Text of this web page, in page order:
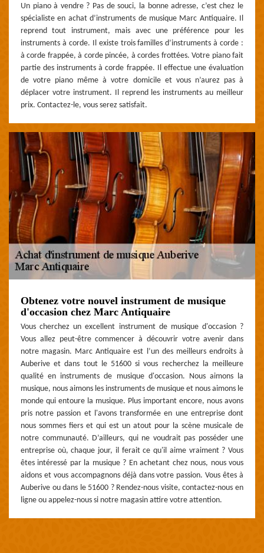
Un piano à vendre ? Pas de souci, la bonne adresse, c’est chez le
spécialiste en achat d’instruments de musique Marc Antiquaire. Il
reprend tout instrument, mais avec une préférence pour les
instruments à corde. Il existe trois familles d’instruments à corde :
à corde frappée, à corde pincée, à cordes frottées. Votre piano fait
partie des instruments à corde frappée. Il effectue une évaluation
de votre piano même à votre domicile et vous n’aurez pas à
déplacer votre instrument. Il reprend les instruments au meilleur
prix. Contactez-le, vous serez satisfait.
Obtenez votre nouvel instrument de musique
d'occasion chez Marc Antiquaire
Vous cherchez un excellent instrument de musique d'occasion ?
Vous allez peut-être commencer à découvrir votre avenir dans
notre magasin. Marc Antiquaire est l’un des meilleurs endroits à
Auberive et dans tout le 51600 si vous recherchez la meilleure
qualité en instruments de musique d'occasion. Nous aimons la
musique, nous aimons les instruments de musique et nous aimons le
monde qui entoure la musique. Plus important encore, nous avons
pris notre passion et l'avons transformée en une entreprise dont
nous sommes fiers et qui est un atout pour la scène musicale de
notre communauté. D’ailleurs, qui ne voudrait pas posséder une
entreprise où, chaque jour, il ferait ce qu'il aime vraiment ? Vous
êtes intéressé par la musique ? En achetant chez nous, nous vous
aidons et vous accompagnons déjà dans votre passion. Vous êtes à
Auberive ou dans le 51600 ? Rendez-nous visite, contactez-nous en
ligne ou appelez-nous si notre magasin attire votre attention.